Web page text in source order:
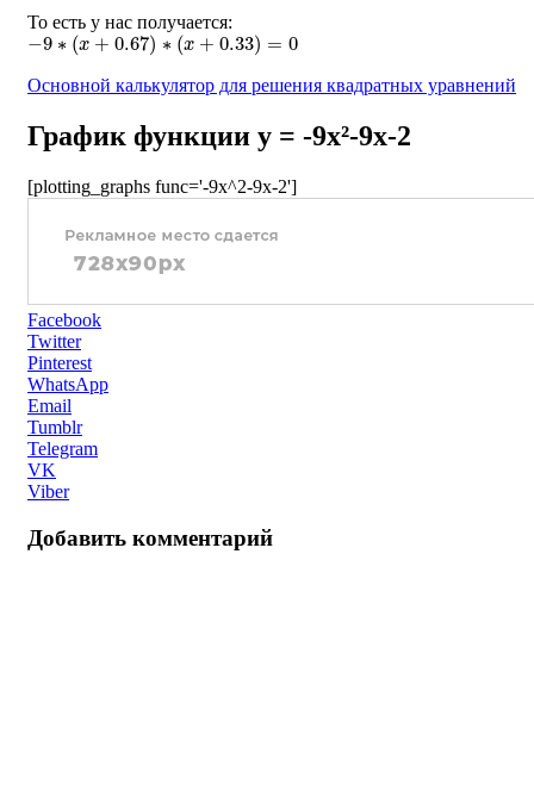
То есть у нас получается:
−9∗(x+0.67)∗(x+0.33) =0
Основной калькулятор для решения квадратных уравнений
График функции y = -9x²-9x-2
[plotting_graphs func='-9x^2-9x-2']
Facebook
Twitter
Pinterest
WhatsApp
Email
Tumblr
Telegram
VK
Viber
Добавить комментарий